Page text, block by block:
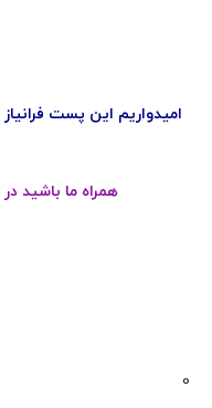
امیدواریم این پست
همراه ما باشید در
0